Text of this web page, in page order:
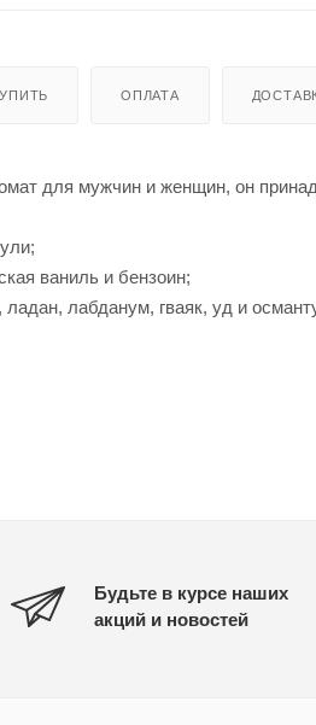
ОПЛАТА
для мужчин и женщин, он
ваниль и бензоин;
лабданум, гваяк, уд и
Будьте в курсе наших
акций и новостей